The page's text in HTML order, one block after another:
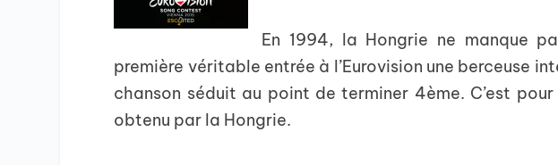
En 1994, la Hongrie ne manque
première véritable entrée à l’Eurovision une berceuse
chanson séduit au point de terminer 4ème. C’est
obtenu par la Hongrie.